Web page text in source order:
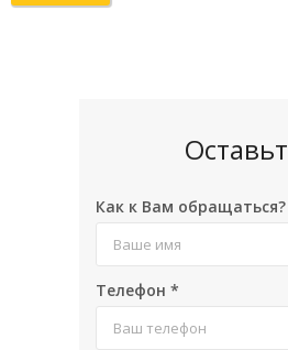
Как к Вам обращаться?
Телефон *